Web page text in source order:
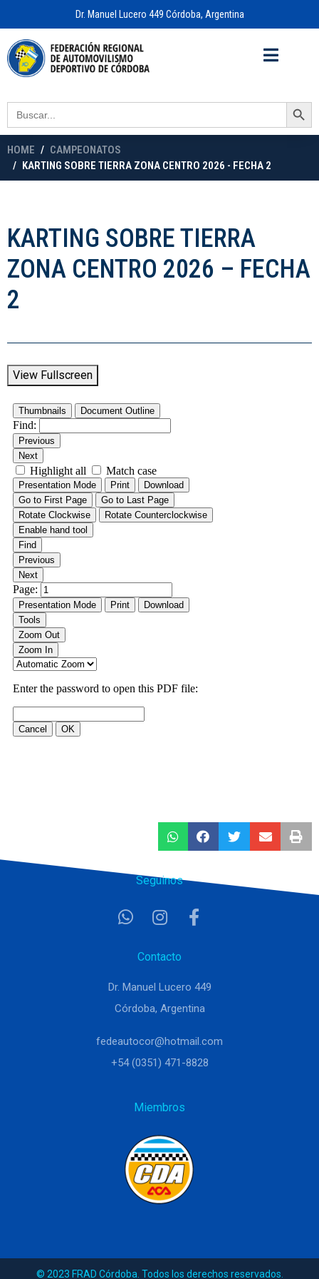
Dr. Manuel Lucero 449 Córdoba, Argentina
Search
for:
Search Button
HOME
CAMPEONATOS
KARTING SOBRE TIERRA ZONA CENTRO 2026 - FECHA 2
KARTING SOBRE TIERRA
ZONA CENTRO 2026 – FECHA
2
View Fullscreen
Seguinos
Contacto
Dr. Manuel Lucero 449
Córdoba, Argentina
fedeautocor@hotmail.com
+54 (0351) 471-8828
Miembros
© 2023 FRAD Córdoba. Todos los derechos reservados.